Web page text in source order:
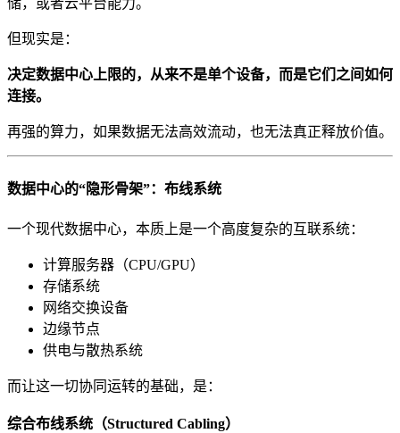
但现实是：
决定数据中心上限的，从来不是单个设备，而是它们之间如何
连接。
再强的算力，如果数据无法高效流动，也无法真正释放价值。
数据中心的“隐形骨架”：布线系统
一个现代数据中心，本质上是一个高度复杂的互联系统：
计算服务器（CPU/GPU）
存储系统
网络交换设备
边缘节点
供电与散热系统
而让这一切协同运转的基础，是：
综合布线系统（Structured Cabling）